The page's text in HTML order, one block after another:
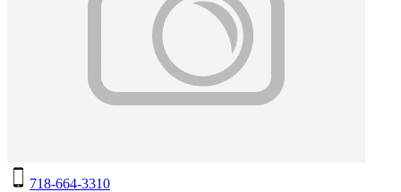
718-664-3310